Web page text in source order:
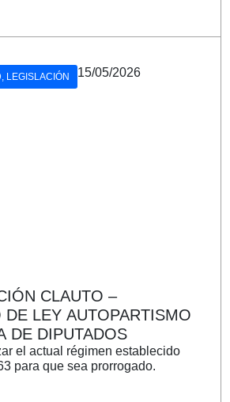
LEGISLACIÓN 15/05/2026
CLAUTO –
DE LEY AUTOPARTISMO
DE DIPUTADOS
el actual régimen establecido
para que sea prorrogado.